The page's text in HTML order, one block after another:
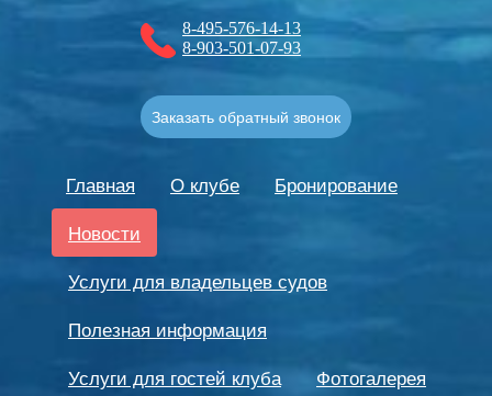
Главная О клубе
Бронирование
Новости
Услуги для владельцев судов
Полезная информация
Услуги для гостей клуба
Фотогалерея
8-495-576-14-13
8-903-501-07-93
Заказать обратный звонок